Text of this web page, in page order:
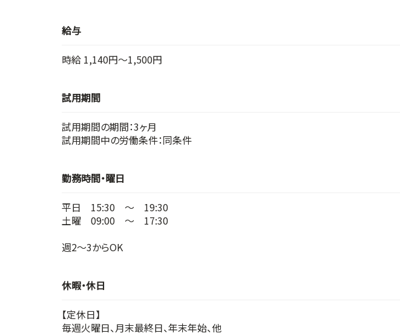
給与
時給 1,140円～1,500円
試用期間
試用期間の期間：3ヶ月
試用期間中の労働条件：同条件
勤務時間・曜日
平日 15:30 ～ 19:30
土曜 09:00 ～ 17:30
週2～3からOK
休暇・休日
【定休日】
毎週火曜日、月末最終日、年末年始、他